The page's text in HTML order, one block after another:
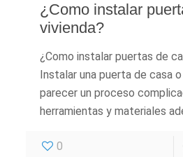
¿Como instalar
vivienda?
¿Como instalar puertas de
Instalar una puerta de casa
parecer un proceso
herramientas y materiales
0